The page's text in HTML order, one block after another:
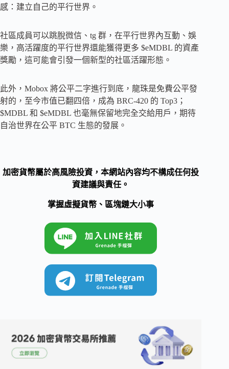
感：建立自己的平行世界。
社區成員可以跳脫微信、tg 群，在平行世界內互動、娛
樂，高活躍度的平行世界還能獲得更多 $eMDBL 的資產
獎勵，這可能會引發一個新型的社區活躍形態。
此外，Mobox 將公平二字進行到底，龍珠是免費公平發
射的，至今市值已翻四倍，成為 BRC-4​​20 的 Top3；
$MDBL 和 $eMDBL 也毫無保留地完全交給用戶，期待
自治世界在公平 BTC 生態的發展。
加密貨幣屬於高風險投資，本網站內容均不構成任何投
資建議與責任。
掌握虛擬貨幣、區塊鏈大小事